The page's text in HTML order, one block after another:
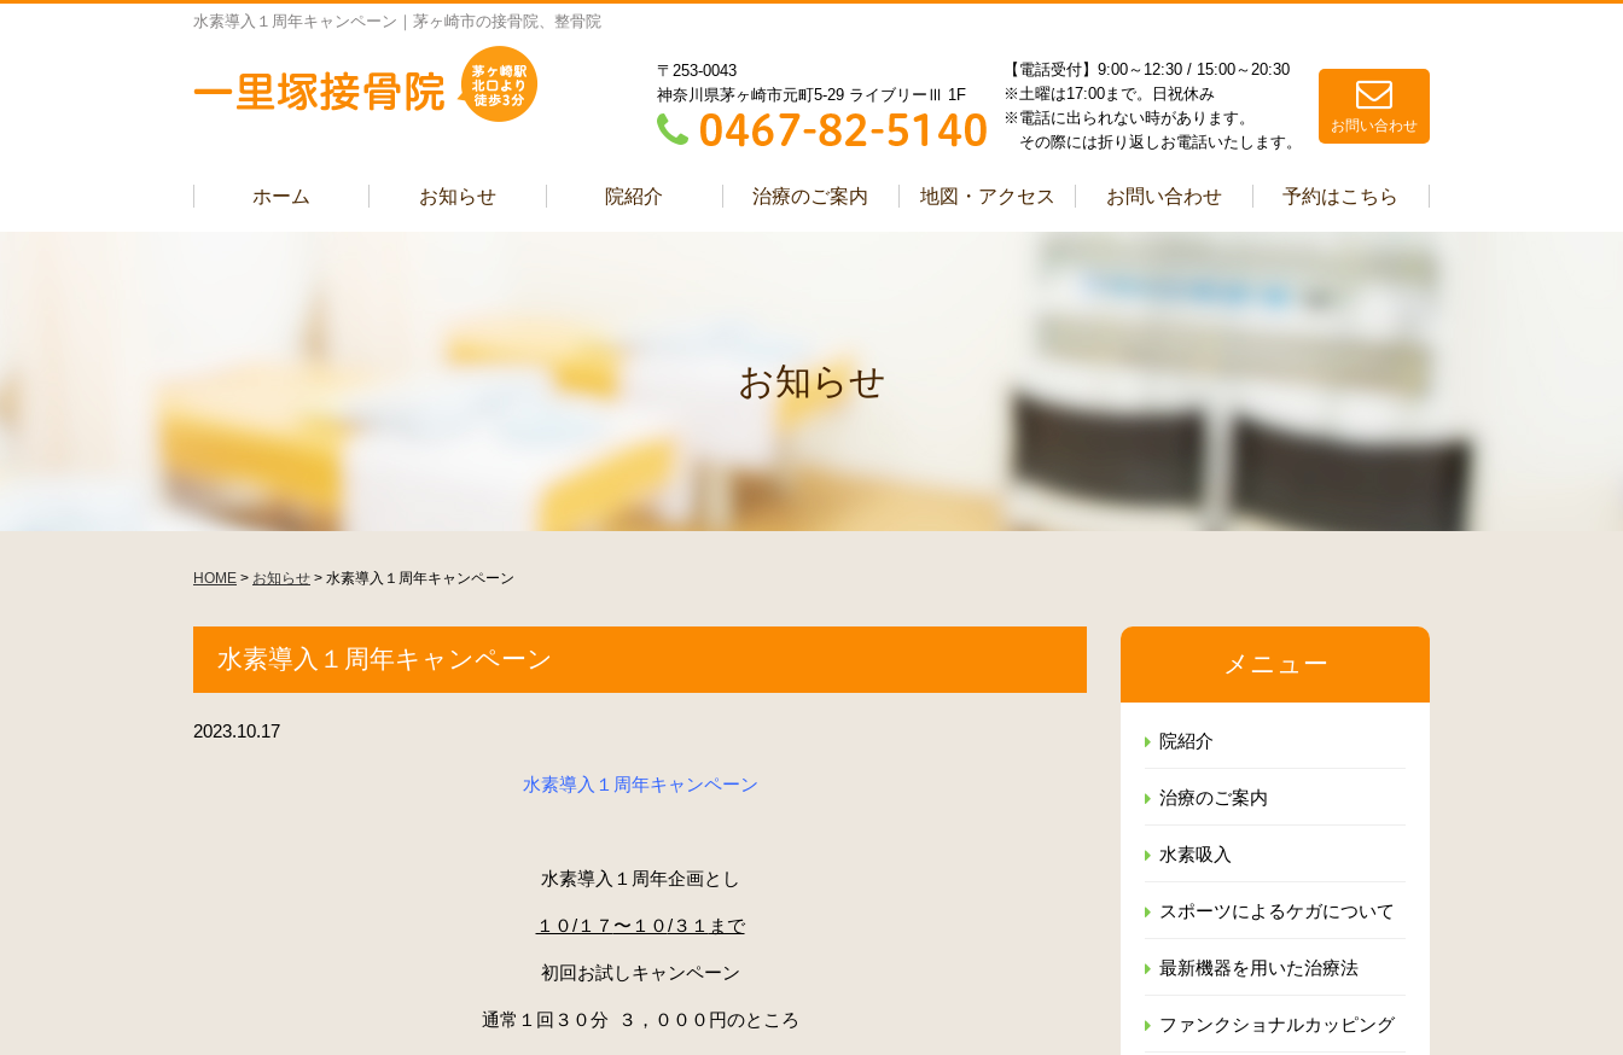
水素導入１周年キャンペーン｜茅ヶ崎市の接骨院、整骨院
〒253-0043
神奈川県茅ヶ崎市元町5-29 ライブリーⅢ 1F
【電話受付】9:00～12:30 / 15:00～20:30
※土曜は17:00まで。日祝休み
※電話に出られない時があります。
その際には折り返しお電話いたします。
お問い合わせ
ホーム お知らせ 院紹介 治療のご案内 地図・アクセス お問い合わせ 予約はこちら
お知らせ
HOME > お知らせ > 水素導入１周年キャンペーン
水素導入１周年キャンペーン
2023.10.17
水素導入１周年キャンペーン
水素導入１周年企画とし
１０/１７ 〜１０/３１ まで
初回お試しキャンペーン
通常１ 回３０分３，０００ 円のところ
メニュー
院紹介
治療のご案内
水素吸入
スポーツによるケガについて
最新機器を用いた治療法
ファンクショナルカッピング